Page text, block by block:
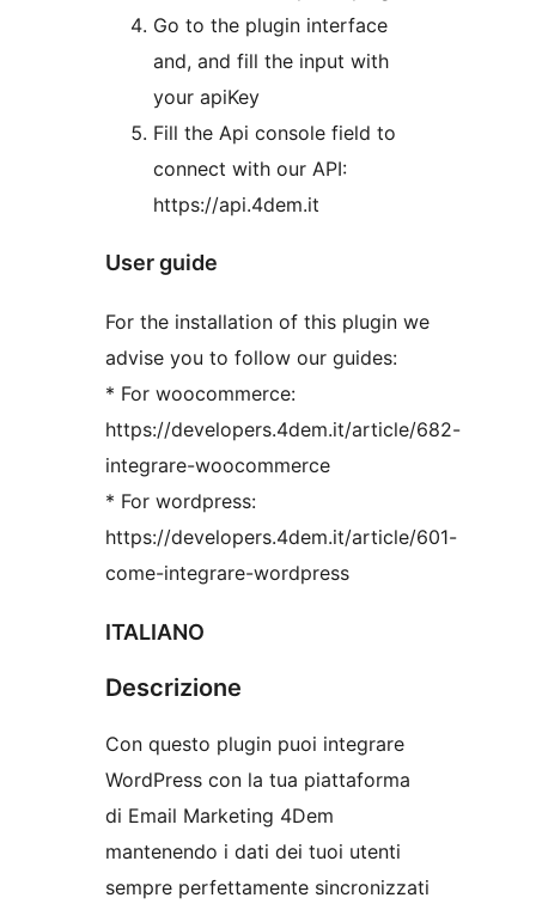
Go to the plugin interface
and, and fill the input with
your apiKey
Fill the Api console field to
connect with our API:
https://api.4dem.it
User guide
For the installation of this plugin we
advise you to follow our guides:
* For woocommerce:
https://developers.4dem.it/article/682-
integrare-woocommerce
* For wordpress:
https://developers.4dem.it/article/601-
come-integrare-wordpress
ITALIANO
Descrizione
Con questo plugin puoi integrare
WordPress con la tua piattaforma
di Email Marketing 4Dem
mantenendo i dati dei tuoi utenti
sempre perfettamente sincronizzati